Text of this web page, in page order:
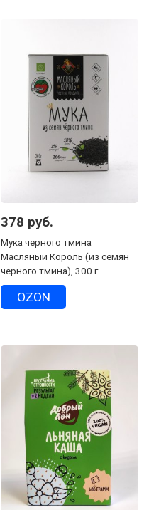
378 руб.
Мука черного тмина
Масляный Король (из семян
черного тмина), 300 г
OZON